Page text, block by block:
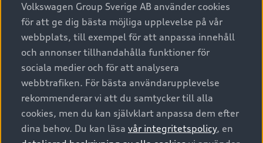
A6 modellerna
SUV
Avant
Audi Sport
Privatleasing
Nya bilar i lager
Begagnade bilar i lager
Audi approved :plus - så gott som nya
Finansiering
Audi exclusive
Service & tillbehör
Audi digital services
Originaltillbehör - köp online
Garantier
Försäkring
Digitala manualer för din Audi
Tjänstebil
Tjänstebil
Business lease online
Företagsleasing
Om Audi Sverige
Kontakta oss
Audi Återförsäljare/-serviceverkstad
© 2026 AUDI SVERIGE. All Rights Reserved.
Volkswagen Group Sverige AB använder cookies
för att ge dig bästa möjliga upplevelse på vår
webbplats, till exempel för att anpassa innehåll
och annonser tillhandahålla funktioner för
sociala medier och för att analysera
webbtrafiken. För bästa användarupplevelse
rekommenderar vi att du samtycker till alla
cookies, men du kan självklart anpassa dem efter
dina behov. Du kan läsa vår integritetspolicy, en